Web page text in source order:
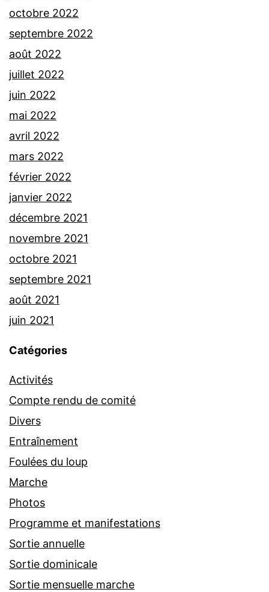
octobre 2022
septembre 2022
août 2022
juillet 2022
juin 2022
mai 2022
avril 2022
mars 2022
février 2022
janvier 2022
décembre 2021
novembre 2021
octobre 2021
septembre 2021
août 2021
juin 2021
Catégories
Activités
Compte rendu de comité
Divers
Entraînement
Foulées du loup
Marche
Photos
Programme et manifestations
Sortie annuelle
Sortie dominicale
Sortie mensuelle marche